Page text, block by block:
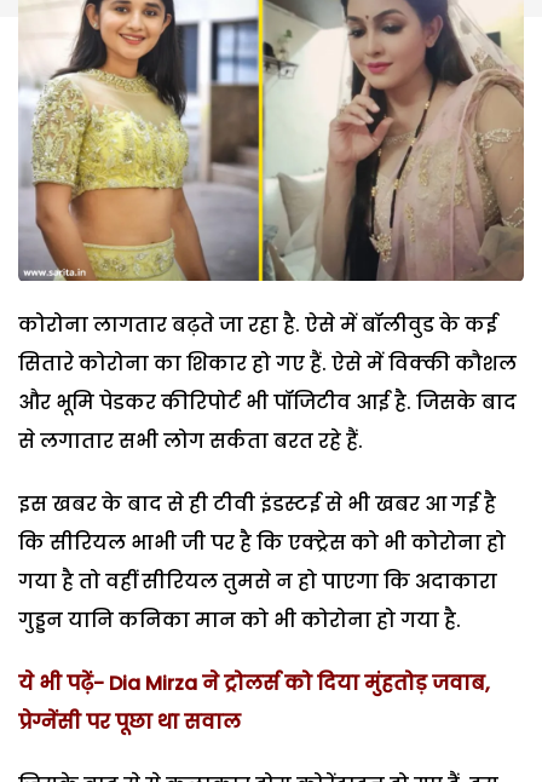
कोरोना लागतार बढ़ते जा रहा है. ऐसे में बॉलीवुड के कई
सितारे कोरोना का शिकार हो गए हैं. ऐसे में विक्की कौशल
और भूमि पेडकर कीरिपोर्ट भी पॉजिटीव आई है. जिसके बाद
से लगातार सभी लोग सर्कता बरत रहे हैं.
इस खबर के बाद से ही टीवी इंडस्टई से भी खबर आ गई है
कि सीरियल भाभी जी पर है कि एक्ट्रेस को भी कोरोना हो
गया है तो वहीं सीरियल तुमसे न हो पाएगा कि अदाकारा
गुड्डन यानि कनिका मान को भी कोरोना हो गया है.
ये भी पढ़ें- Dia Mirza ने ट्रोलर्स को दिया मुंहतोड़ जवाब,
प्रेग्नेंसी पर पूछा था सवाल